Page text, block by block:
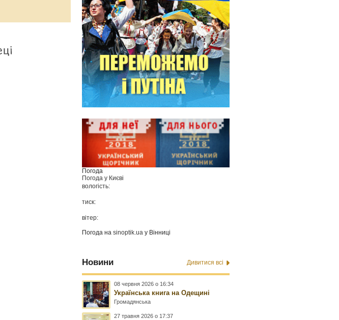
Погода
Погода у Києві
вологість:
тиск:
вітер:
Погода наsinoptik.ua у Вінниці
Новини Дивитися всі
08 червня 2026 о 16:34
Українська книга на Одещині
Громадянська
27 травня 2026 о 17:37